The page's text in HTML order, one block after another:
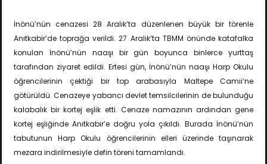
İnönü’nün cenazesi 28 Aralık’ta düzenlenen büyük bir törenle
Anıtkabir’de toprağa verildi. 27 Aralık’ta TBMM önünde katafalka
konulan İnönü’nün naaşı bir gün boyunca binlerce yurttaş
tarafından ziyaret edildi. Ertesi gün, İnönü’nün naaşı Harp Okulu
öğrencilerinin çektiği bir top arabasıyla Maltepe Camii’ne
götürüldü. Cenazeye yabancı devlet temsilcilerinin de bulunduğu
kalabalık bir kortej eşlik etti. Cenaze namazının ardından gene
kortej eşliğinde Anıtkabir’e doğru yola çıkıldı. Burada İnönü’nün
tabutunun Harp Okulu öğrencilerinin elleri üzerinde taşınarak
mezara indirilmesiyle defin töreni tamamlandı.